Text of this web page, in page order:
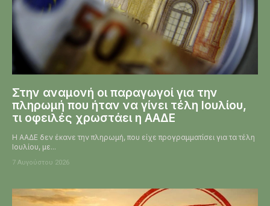
Στην αναμονή οι παραγωγοί για την
πληρωμή που ήταν να γίνει τέλη Ιουλίου,
τι οφειλές χρωστάει η ΑΑΔΕ
Η ΑΑΔΕ δεν έκανε την πληρωμή, που είχε προγραμματίσει για τα τέλη
Ιουλίου, με...
7 Αυγούστου 2026